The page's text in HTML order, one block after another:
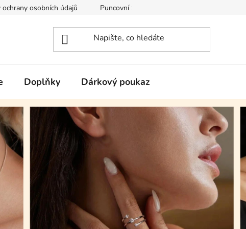
ochrany osobních údajů Puncovní značky
Doplňky Dárkový poukaz